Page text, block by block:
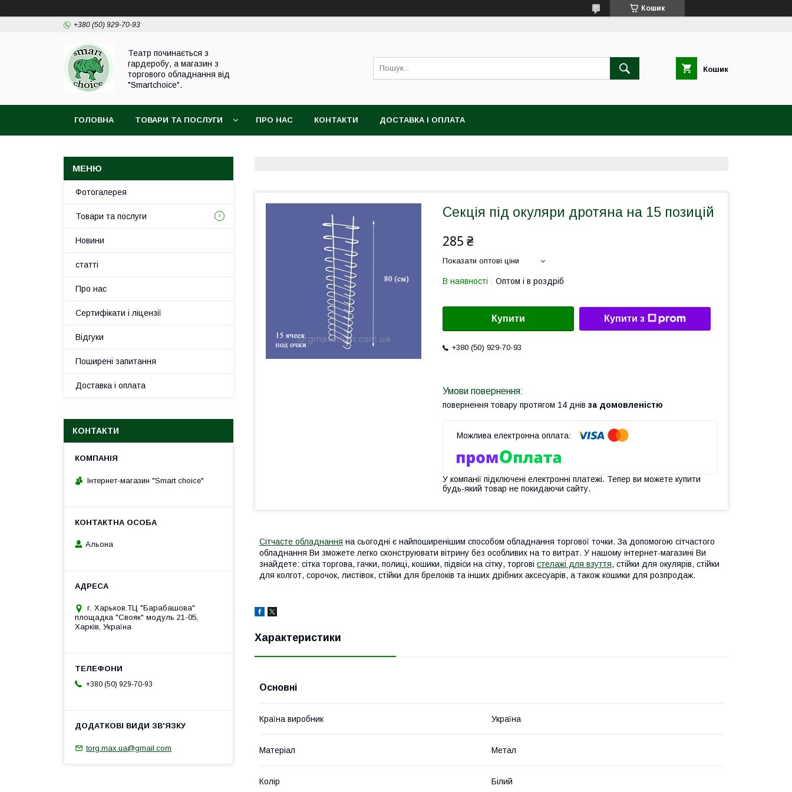
Кошик
+380 (50) 929-70-93
Театр починається з
гардеробу, а магазин з
торгового обладнання від
"Smartchoice".
Кошик
ГОЛОВНА ТОВАРИ ТА ПОСЛУГИ ПРО НАС КОНТАКТИ ДОСТАВКА І ОПЛАТА
Секція під окуляри дротяна на 15 позицій
285 ₴
Показати оптові ціни
В наявності Оптом і в роздріб
Купити Купити з
+380 (50) 929-70-93
повернення товару протягом 14 днів за домовленістю
У компанії підключені електронні платежі. Тепер ви можете купити
будь-який товар не покидаючи сайту.
Сітчасте обладнання на сьогодні є найпоширенішим способом обладнання торгової точки. За допомогою сітчастого
обладнання Ви зможете легко сконструювати вітрину без особливих на то витрат. У нашому інтернет-магазині Ви
знайдете: сітка торгова, гачки, полиці, кошики, підвіси на сітку, торгові стелажі для взуття, стійки для окулярів, стійки
для колгот, сорочок, листівок, стійки для брелоків та інших дрібних аксесуарів, а також кошики для розпродаж.
Характеристики
Основні
Країна виробник Україна
Матеріал Метал
Колір Білий
Фотогалерея
Товари та послуги
Новини
статті
Про нас
Сертифікати і ліцензії
Відгуки
Поширені запитання
Доставка і оплата
КОНТАКТИ
Інтернет-магазин "Smart choice"
Альона
г. Харьков.ТЦ "Барабашова"
площадка "Свояк" модуль 21-05,
Харків, Україна
+380 (50) 929-70-93
torg.max.ua@gmail.com